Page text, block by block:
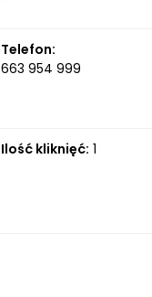
Telefon:
663 954 999
Ilość kliknięć: 1